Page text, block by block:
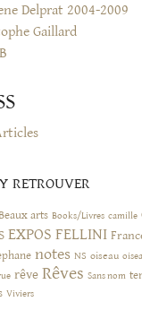
Delprat 2004-2009
Gaillard
retrouver
arts Books/Livres camille
EXPOS FELLINI
notes NS oiseau
rêve Rêves Sans nom
Viviers